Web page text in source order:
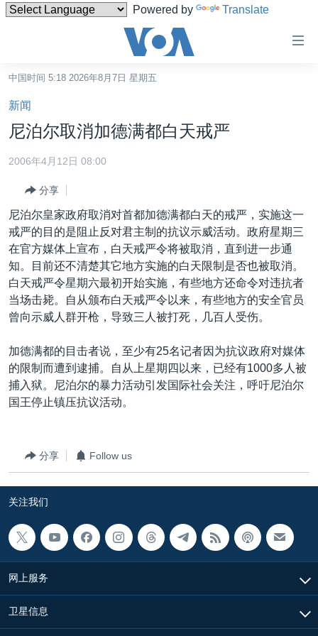
Powered by Translate
碍
链
接
跳
转
到
港澳
国际
最新国际新闻
印太
中东
欧洲
非洲
美洲
全球议题
分类新闻
经济·金融·贸易
人权·法律·宗教
科教·文娱·体健
军事
劳工
环境
美中关系
热点专题
白宫要闻
国会报道
美中关系
美国建国250周年
美国之音专访
重要讲话与声明
台海两岸关系
南中国海争端
关注西藏
关注新疆
GEN Z 看美国
VOA视频
VOA今日焦点
中文广播
其他语言网站
中国时间 5:18 2026年8月7日 星期五
新闻
尼泊尔取消加德满都白天戒严
2006年4月12日 08:00
分享
尼泊尔皇家政府取消对首都加德满都白天的戒严，实施这一
戒严的目的是阻止反对君主制的抗议示威活动。政府星期三
在官方媒体上宣布，白天戒严令将被取消，直到进一步通
知。目前还不清楚其它地方实施的白天限制是否也被取消。
白天戒严令星期六最初开始实施，有些地方还命令对违抗者
当场击毙。自从颁布白天戒严令以来，有些地方的安全官员
曾向示威人群开枪，导致三人被打死，几百人受伤。
加德满都的目击者说，至少有25名记者因为抗议政府对媒体
的限制而遭到逮捕。自从上星期四以来，已经有1000多人被
捕入狱。尼泊尔的暴力活动引发国际社会关注，呼吁尼泊尔
国王停止镇压抗议活动。
分享 Follow us
关注我们
网上服务
卫星信息